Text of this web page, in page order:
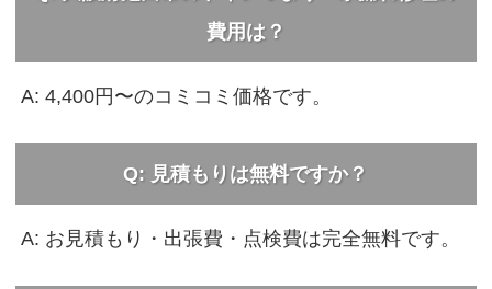
費用は？
A: 4,400円〜のコミコミ価格です。
Q: 見積もりは無料ですか？
A: お見積もり・出張費・点検費は完全無料です。